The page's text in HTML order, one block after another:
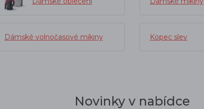
Dámské volnočasové mikiny Kopec slev
Novinky v nabídce